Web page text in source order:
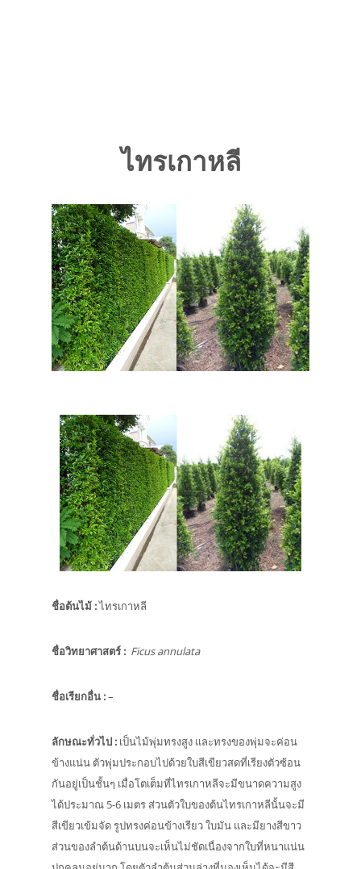
ไทรเกาหลี
ชื่อต้นไม้ :ไทรเกาหลี
ชื่อวิทยาศาสตร์ : Ficus annulata
ชื่อเรียกอื่น :–
ลักษณะทั่วไป : เป็นไม้พุ่มทรงสูง และทรงของพุ่มจะค่อน
ข้างแน่น ตัวพุ่มประกอบไปด้วยใบสีเขียวสดที่เรียงตัวซ้อน
กันอยู่เป็นชั้นๆ เมื่อโตเต็มที่ไทรเกาหลีจะมีขนาดความสูง
ได้ประมาณ 5-6 เมตร ส่วนตัวใบของต้นไทรเกาหลีนั้นจะมี
สีเขียวเข้มจัด รูปทรงค่อนข้างเรียว ใบมัน และมียางสีขาว
ส่วนของลำต้นด้านบนจะเห็นไม่ชัดเนื่องจากใบที่หนาแน่น